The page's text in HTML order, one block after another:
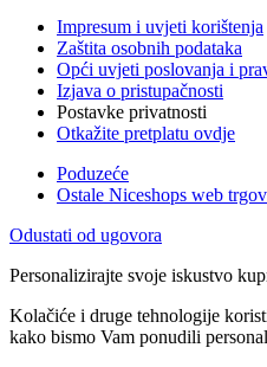
Impresum i uvjeti korištenja
Zaštita osobnih podataka
Opći uvjeti poslovanja i
Izjava o pristupačnosti
Postavke privatnosti
Otkažite pretplatu ovdje
Poduzeće
Ostale Niceshops web
Odustati od ugovora
Personalizirajte svoje iskustvo
Kolačiće i druge tehnologije
kako bismo Vam ponudili